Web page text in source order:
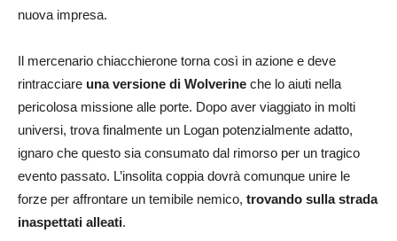
nuova impresa.
Il mercenario chiacchierone torna così in azione e deve
rintracciare una versione di Wolverine che lo aiuti nella
pericolosa missione alle porte. Dopo aver viaggiato in molti
universi, trova finalmente un Logan potenzialmente adatto,
ignaro che questo sia consumato dal rimorso per un tragico
evento passato. L’insolita coppia dovrà comunque unire le
forze per affrontare un temibile nemico, trovando sulla strada
inaspettati alleati.